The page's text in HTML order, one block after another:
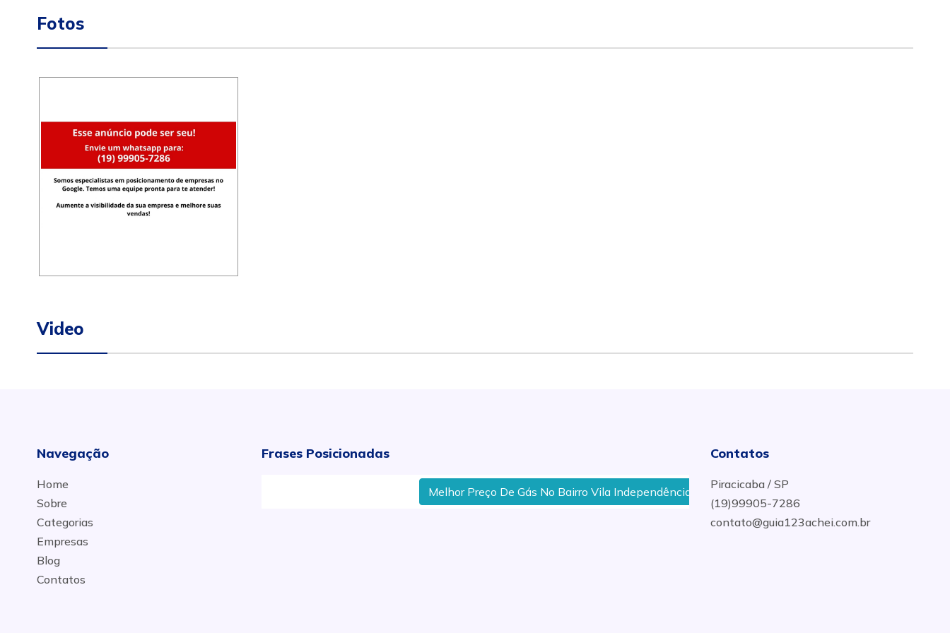
Fotos
Video
Navegação
Home
Sobre
Categorias
Empresas
Blog
Contatos
Frases Posicionadas
Melhor Preço De Gás No Bairro Vila Independência Em Piracicaba Telefone de um Depósito de
Contatos
Piracicaba / SP
(19)99905-7286
contato@guia123achei.com.br